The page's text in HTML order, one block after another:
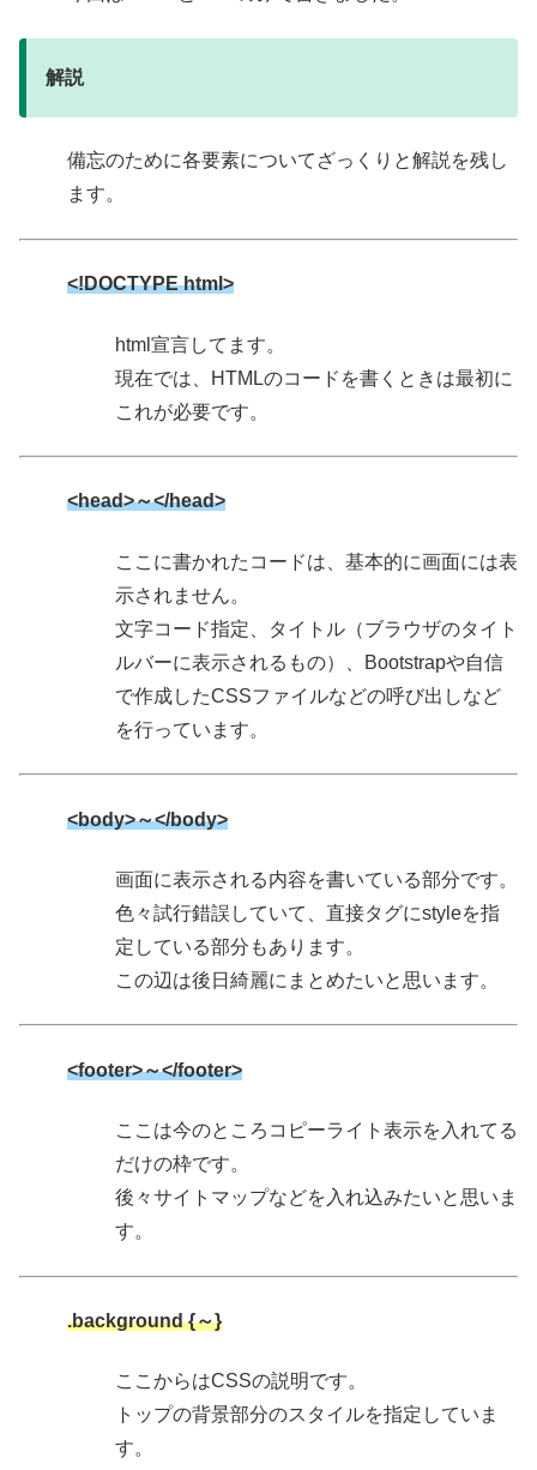
解説
備忘のために各要素についてざっくりと解説を残し
ます。
<!DOCTYPE html>
html宣言してます。
現在では、HTMLのコードを書くときは最初に
これが必要です。
<head>～</head>
ここに書かれたコードは、基本的に画面には表
示されません。
文字コード指定、タイトル（ブラウザのタイト
ルバーに表示されるもの）、Bootstrapや自信
で作成したCSSファイルなどの呼び出しなど
を行っています。
<body>～</body>
画面に表示される内容を書いている部分です。
色々試行錯誤していて、直接タグにstyleを指
定している部分もあります。
この辺は後日綺麗にまとめたいと思います。
<footer>～</footer>
ここは今のところコピーライト表示を入れてる
だけの枠です。
後々サイトマップなどを入れ込みたいと思いま
す。
.background {～}
ここからはCSSの説明です。
トップの背景部分のスタイルを指定していま
す。